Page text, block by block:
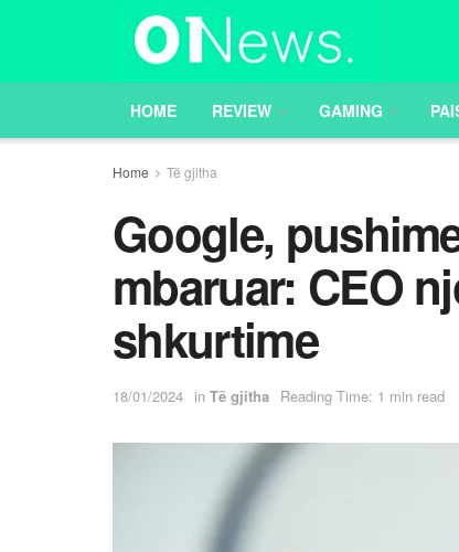
HOME REVIEW GAMING
Home Të gjitha
Google,
mbaruar: CEO
shkurtime
18/01/2024 in Të gjitha Reading Time: 1 min read